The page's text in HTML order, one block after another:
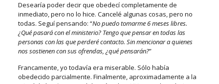
Desearía poder decir que obedecí completamente de
inmediato, pero no lo hice. Cancelé algunas cosas, pero no
todas. Seguí pensando: “No puedo tomarme 6 meses libres.
¿Qué pasará con el ministerio? Tengo que pensar en todas las
personas con las que perderé contacto. Sin mencionar a quienes
nos sostienen con sus ofrendas, ¿qué pensarán?”
Francamente, yo todavía era miserable. Sólo había
obedecido parcialmente. Finalmente, aproximadamente a la